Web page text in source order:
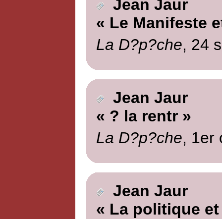
Jean Jaur
« Le Manifeste
La D?p?che, 24
Jean Jaur
« ? la rentr »
La D?p?che, 1er
Jean Jaur
« La politique